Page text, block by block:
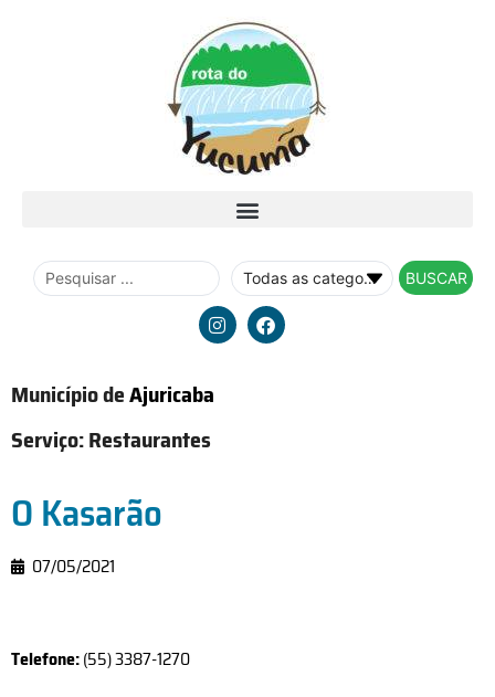
BUSCAR
Município deAjuricaba
Serviço:Restaurantes
O Kasarão
07/05/2021
Telefone:(55) 3387-1270